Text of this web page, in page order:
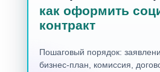
как оформить
контракт
Пошаговый порядок:
бизнес-план, комиссия,